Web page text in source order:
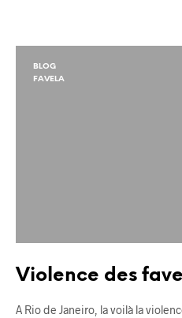
BLOG
FAVELA
Violence des
A Rio de Janeiro, la voilà la